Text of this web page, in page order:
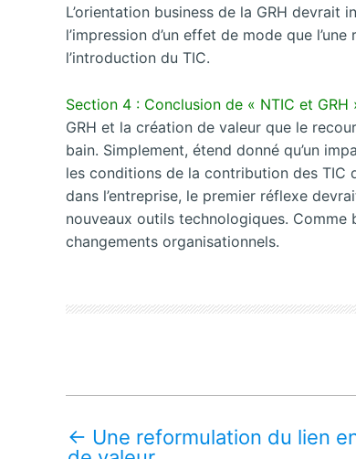
L’orientation business de la GRH devrait
l’impression d’un effet de mode que
l’introduction du TIC.
Section 4 : Conclusion de « NTIC et GRH
GRH et la création de valeur que le
bain. Simplement, étend donné qu’un
les conditions de la contribution des TIC
dans l’entreprise, le premier réflexe
nouveaux outils technologiques. Comme
changements organisationnels.
← Une reformulation du lien